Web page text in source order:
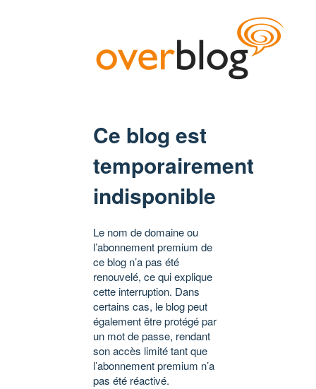
Ce blog est
temporairement
indisponible
Le nom de domaine ou
l’abonnement premium de
ce blog n’a pas été
renouvelé, ce qui explique
cette interruption. Dans
certains cas, le blog peut
également être protégé par
un mot de passe, rendant
son accès limité tant que
l’abonnement premium n’a
pas été réactivé.